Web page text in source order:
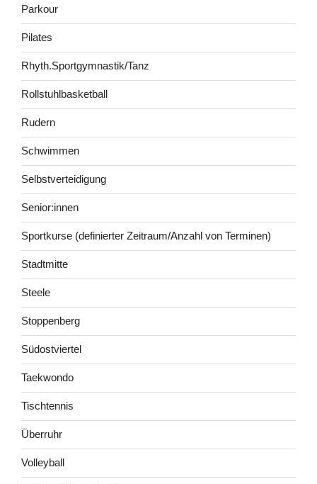
Parkour
Pilates
Rhyth.Sportgymnastik/Tanz
Rollstuhlbasketball
Rudern
Schwimmen
Selbstverteidigung
Senior:innen
Sportkurse (definierter Zeitraum/Anzahl von Terminen)
Stadtmitte
Steele
Stoppenberg
Südostviertel
Taekwondo
Tischtennis
Überruhr
Volleyball